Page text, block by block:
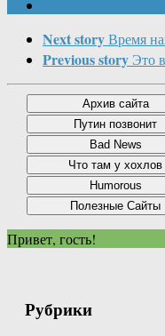
Next storyВремя
Previous story Это
Привет, гость!
Рубрики